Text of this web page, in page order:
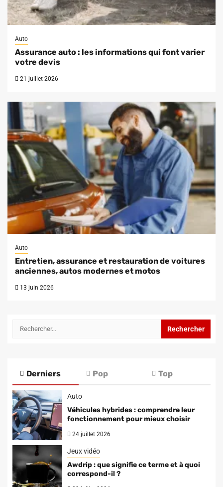
Auto
Assurance auto : les informations qui font varier
votre devis
21 juillet 2026
Auto
Entretien, assurance et restauration de voitures
anciennes, autos modernes et motos
13 juin 2026
Rechercher :
Derniers Pop Top
Auto
Véhicules hybrides : comprendre leur
fonctionnement pour mieux choisir
24 juillet 2026
Jeux vidéo
Awdrip : que signifie ce terme et à quoi
correspond-il ?